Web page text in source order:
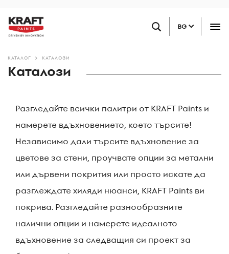
към
основното
BG
КАТАЛОГ КАТАЛОЗИ
Каталози
Разгледайте всички палитри от KRAFT Paints и
намерете вдъхновението, което търсите!
Независимо дали търсите вдъхновение за
цветове за стени, проучвате опции за метални
или дървени покрития или просто искате да
разглеждате хиляди нюанси, KRAFT Paints ви
покрива. Разгледайте разнообразните
налични опции и намерете идеалното
вдъхновение за следващия си проект за